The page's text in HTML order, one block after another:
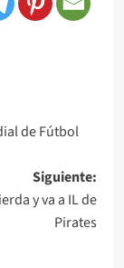
de Fútbol
Siguiente:
y va a IL de
Pirates